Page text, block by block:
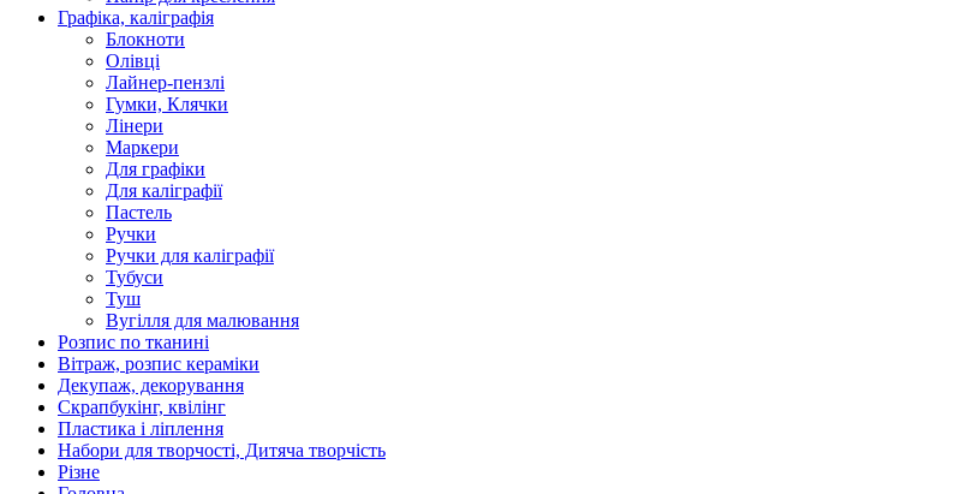
Графіка, каліграфія
Блокноти
Олівці
Лайнер-пензлі
Гумки, Клячки
Лінери
Маркери
Для графіки
Для каліграфії
Пастель
Ручки
Ручки для каліграфії
Тубуси
Туш
Вугілля для малювання
Розпис по тканині
Вітраж, розпис кераміки
Декупаж, декорування
Скрапбукінг, квілінг
Пластика і ліплення
Набори для творчості, Дитяча творчість
Різне